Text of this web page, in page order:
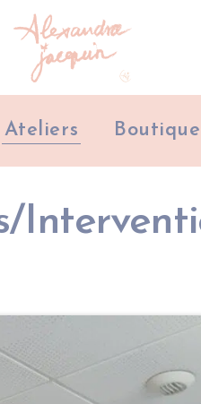
Ateliers Boutique